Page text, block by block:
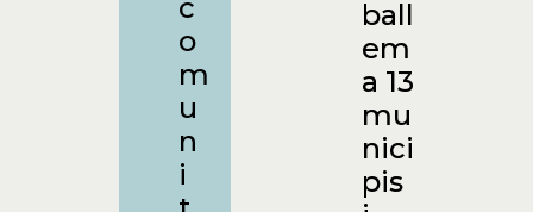
c
o
m
u
n
i
ball
em
a 13
mu
nici
pis